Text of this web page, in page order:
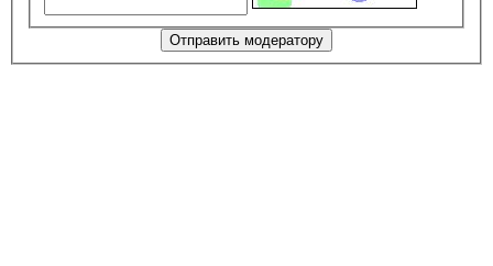
Отправить модератору